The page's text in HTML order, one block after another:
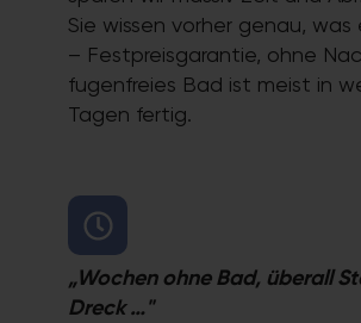
Sie wissen vorher genau, was
– Festpreisgarantie, ohne
fugenfreies Bad ist meist in
Tagen fertig.
„Wochen ohne Bad, überall
Dreck …"